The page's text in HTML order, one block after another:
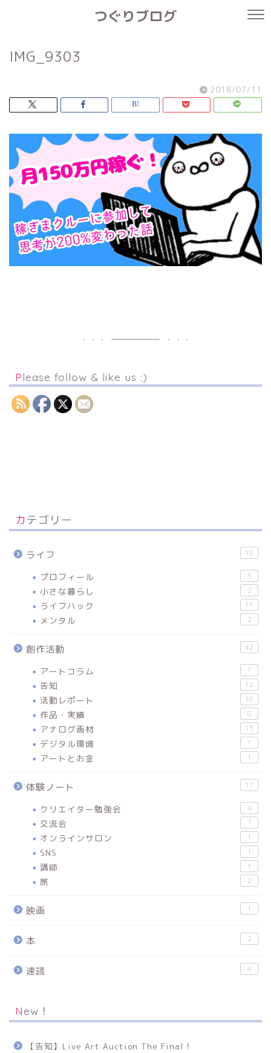
つぐりブログ
IMG_9303
2018/07/11
Please follow & like us :)
カテゴリー
ライフ 18
プロフィール 3
小さな暮らし 2
ライフハック 11
メンタル 2
創作活動 42
アートコラム 1
告知 12
活動レポート 10
作品・実績 8
アナログ画材 13
デジタル環境 1
アートとお金 1
体験ノート 17
クリエイター勉強会 4
交流会 7
オンラインサロン 1
SNS 1
講師 1
旅 2
映画 1
本 2
速読 4
New！
【告知】Live Art Auction The Final！